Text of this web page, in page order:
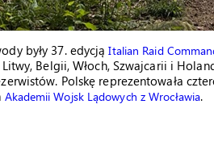
były 37. edycjąItalian Raid
Belgii, Włoch, Szwajcarii i
Polskę reprezentowała
Akademii Wojsk Lądowych z Wrocławia.